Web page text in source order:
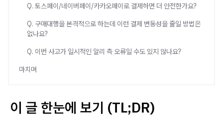
Q. 토스페이/네이버페이/카카오페이로 결제하면 더 안전한가요?
Q. 구매대행을 본격적으로 하는데 이런 결제 변동성을 줄일 방법은
없나요?
Q. 이번 사고가 일시적인 알리 측 오류일 수도 있지 않나요?
마치며
이 글 한눈에 보기 (TL;DR)